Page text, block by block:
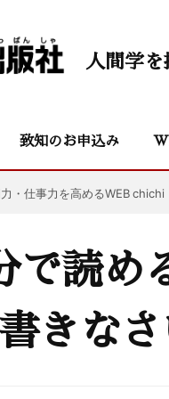
人間学
致知のお申込み
・仕事力を高めるWEB chichi
で読
きな